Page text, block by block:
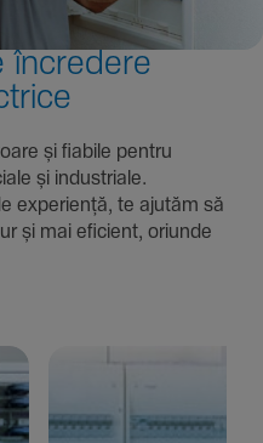
încre­dere
și fiabile pentru
și indus­triale.
te ajutăm să
și mai eficient, oriunde